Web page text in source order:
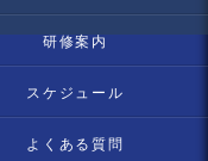
研修案内
スケジュール
よくある質問